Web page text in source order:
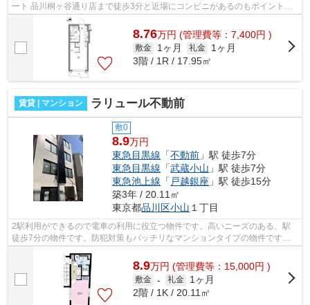
ート 品川桐ヶ谷通り店まで徒歩3分と近場にコンビニがあるのもポイント。
こちらは徒歩7分に立地する物件です。...
8.76万円 (管理費等：7,400円 )
敷金 1ヶ月 礼金
1ヶ月
3階 / 1R / 17.95㎡
賃貸 | マンション ラリュール不動前
敷0
8.9万円
東急目黒線 「不動前 」駅 徒歩7分
東急目黒線 「武蔵小山 」駅 徒歩7分
東急池上線 「 戸越銀座 」駅 徒歩15分
築3年 / 20.11㎡
東京都品川区小山 １丁目
2駅利用ができるので電車の利用に役立つ物件です。高いニーズのある、駅
徒歩7分の物件です。防犯対策もバッチリなマンションタイプの物件です。
まだまだ新しい築浅物件はこちらです。...
8.9万円 (管理費等：15,000円 )
敷金 - 礼金
1ヶ月
2階 / 1K / 20.11㎡